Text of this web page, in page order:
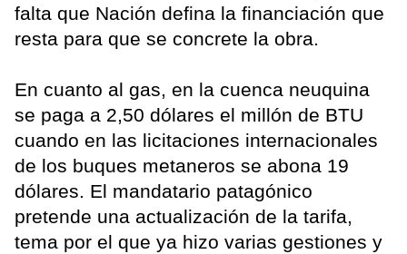
falta que Nación defina la financiación que
resta para que se concrete la obra.
En cuanto al gas, en la cuenca neuquina
se paga a 2,50 dólares el millón de BTU
cuando en las licitaciones internacionales
de los buques metaneros se abona 19
dólares. El mandatario patagónico
pretende una actualización de la tarifa,
tema por el que ya hizo varias gestiones y